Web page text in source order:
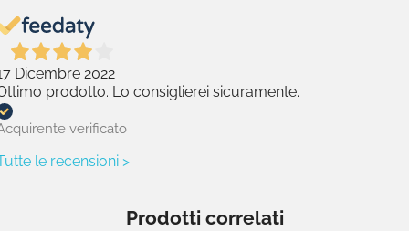
Dicembre 2022
prodotto. Lo consiglierei sicuramente.
verificato
le recensioni >
Prodotti correlati